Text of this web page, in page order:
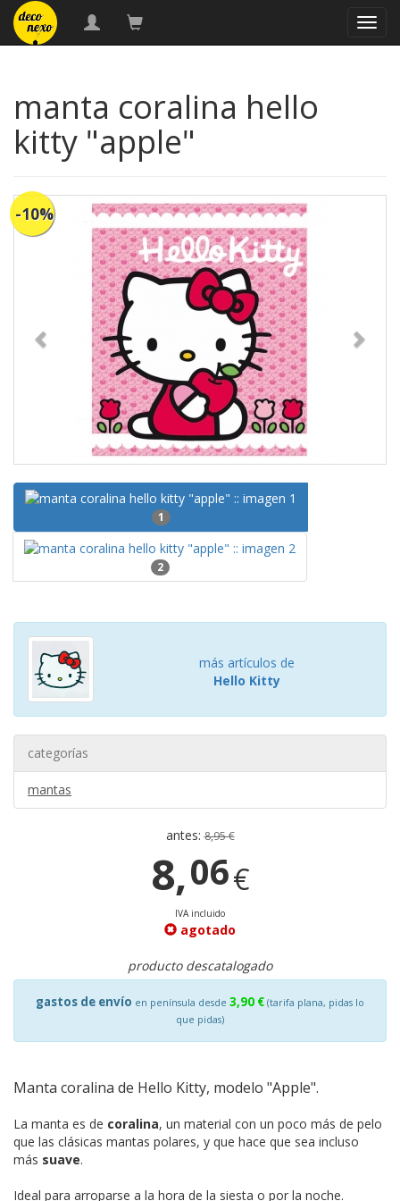
manta coralina hello
kitty "apple"
-10%
1
2
más artículos de
Hello Kitty
categorías
mantas
antes:8,95 €
8,06€
IVA incluido
agotado
producto descatalogado
gastos de envío en península desde 3,90 € (tarifa plana, pidas lo
que pidas)
Manta coralina de Hello Kitty, modelo "Apple".
La manta es de coralina, un material con un poco más de pelo
que las clásicas mantas polares, y que hace que sea incluso
más suave.
Ideal para arroparse a la hora de la siesta o por la noche.